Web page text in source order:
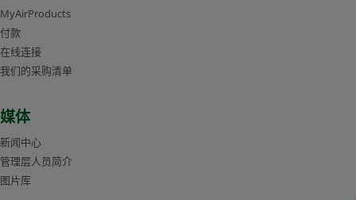
MyAirProducts
付款
在线连接
我们的采购清单
媒体
新闻中心
管理层人员简介
图片库